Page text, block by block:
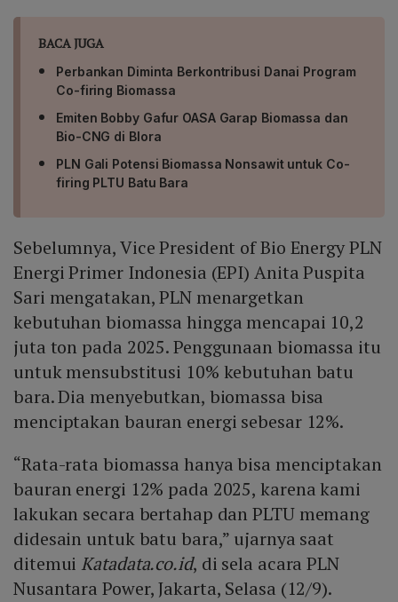
BACA JUGA
Perbankan Diminta Berkontribusi Danai Program
Co-firing Biomassa
Emiten Bobby Gafur OASA Garap Biomassa dan
Bio-CNG di Blora
PLN Gali Potensi Biomassa Nonsawit untuk Co-
firing PLTU Batu Bara
Sebelumnya, Vice President of Bio Energy PLN
Energi Primer Indonesia (EPI) Anita Puspita
Sari mengatakan, PLN menargetkan
kebutuhan biomassa hingga mencapai 10,2
juta ton pada 2025. Penggunaan biomassa itu
untuk mensubstitusi 10% kebutuhan batu
bara. Dia menyebutkan, biomassa bisa
menciptakan bauran energi sebesar 12%.
“Rata-rata biomassa hanya bisa menciptakan
bauran energi 12% pada 2025, karena kami
lakukan secara bertahap dan PLTU memang
didesain untuk batu bara,” ujarnya saat
ditemui Katadata.co.id, di sela acara PLN
Nusantara Power, Jakarta, Selasa (12/9).